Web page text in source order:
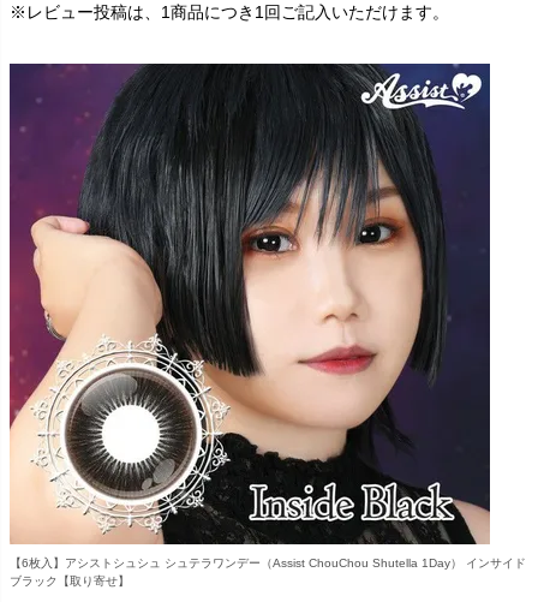
※レビュー投稿は、1商品につき1回ご記入いただけます。
【6枚入】アシストシュシュ シュテラワンデー（Assist ChouChou Shutella 1Day） インサイド
ブラック【取り寄せ】